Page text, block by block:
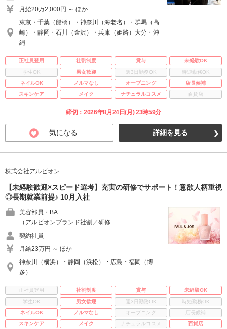
月給20万2,000円 ～ ほか
東京・千葉（船橋）・神奈川（海老名）・群馬（高
崎）・静岡・石川（金沢）・兵庫（姫路）大分・沖
縄
正社員登用 社割制度 賞与
未経験OK
学生OK
男女歓迎 週3日勤務OK
時短勤務OK
ネイルOK
ノルマなし オープニング
店長候補
スキンケア
メイク ナチュラルコスメ 百貨店
締切：2026年8月24日(月) 23時59分
気になる 詳細を見る
株式会社アルビオン
【未経験歓迎×スピード選考】充実の研修でサポート！意欲人柄重視
◎長期就業前提♪ 10月入社
美容部員・BA
（アルビオンブランド社割／研修 …
契約社員
月給23万円 ～ ほか
神奈川（横浜）・静岡（浜松）・広島・福岡（博
多）
正社員登用 社割制度 賞与
未経験OK
学生OK
男女歓迎 週3日勤務OK
時短勤務OK
ネイルOK
ノルマなし オープニング
店長候補
スキンケア
メイク ナチュラルコスメ 百貨店